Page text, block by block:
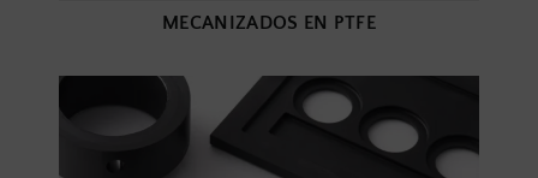
MECANIZADOS EN PTFE